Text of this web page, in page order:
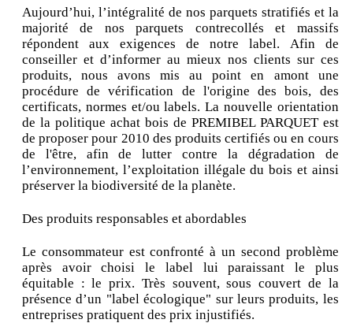
Aujourd’hui, l’intégralité de nos parquets stratifiés et la
majorité de nos parquets contrecollés et massifs
répondent aux exigences de notre label. Afin de
conseiller et d’informer au mieux nos clients sur ces
produits, nous avons mis au point en amont une
procédure de vérification de l'origine des bois, des
certificats, normes et/ou labels. La nouvelle orientation
de la politique achat bois de PREMIBEL PARQUET est
de proposer pour 2010 des produits certifiés ou en cours
de l'être, afin de lutter contre la dégradation de
l’environnement, l’exploitation illégale du bois et ainsi
préserver la biodiversité de la planète.
Des produits responsables et abordables
Le consommateur est confronté à un second problème
après avoir choisi le label lui paraissant le plus
équitable : le prix. Très souvent, sous couvert de la
présence d’un "label écologique" sur leurs produits, les
entreprises pratiquent des prix injustifiés.